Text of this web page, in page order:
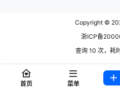
Copyright ©
浙ICP备
查询 10 次，耗
首页 菜单